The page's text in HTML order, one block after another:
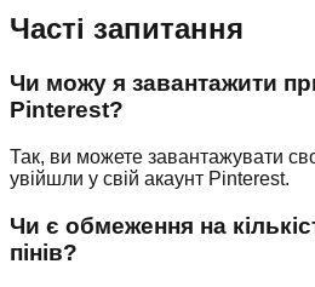
Часті запитання
Чи можу я завантажити
Pinterest?
Так, ви можете завантажувати
увійшли у свій акаунт Pinterest.
Чи є обмеження на
пінів?